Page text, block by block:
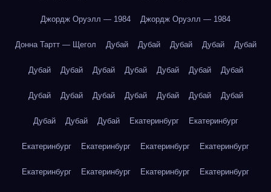
Джордж Оруэлл — 1984 Джордж Оруэлл — 1984
Донна Тартт — Щегол Дубай Дубай Дубай Дубай Дубай
Дубай Дубай Дубай Дубай Дубай Дубай Дубай
Дубай Дубай Дубай Дубай Дубай Дубай Дубай
Дубай Дубай Дубай Екатеринбург Екатеринбург
Екатеринбург Екатеринбург Екатеринбург Екатеринбург
Екатеринбург Екатеринбург Екатеринбург Екатеринбург